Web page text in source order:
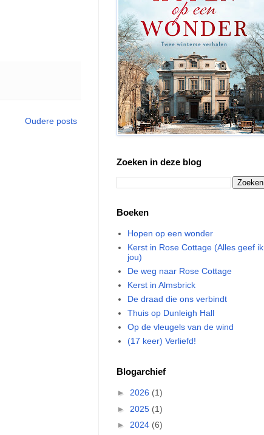
Oudere posts
Zoeken in deze blog
Boeken
Hopen op een wonder
Kerst in Rose Cottage (Alles geef ik
jou)
De weg naar Rose Cottage
Kerst in Almsbrick
De draad die ons verbindt
Thuis op Dunleigh Hall
Op de vleugels van de wind
(17 keer) Verliefd!
Blogarchief
► 2026 (1)
► 2025 (1)
► 2024 (6)